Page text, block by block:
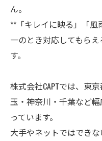
ん。
**「キレイに映る」「
一のとき対応してもら
す。
株式会社CAPTでは、東
玉・神奈川・千葉など
っています。
大手やネットではでき